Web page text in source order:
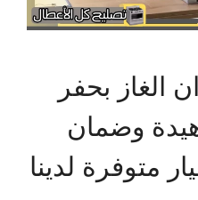
الغاز بحفر
وضمان
متوفرة لدينا